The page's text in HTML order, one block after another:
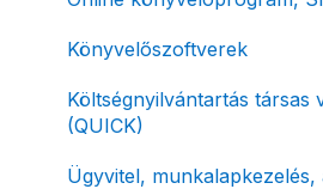
Archiválás
Postai szolgáltatás
Számla piszkozat
Ismétlődő számlázás
Könyvelőszoftverek
Költségnyilvántartás társas
(QUICK)
Ügyvitel,